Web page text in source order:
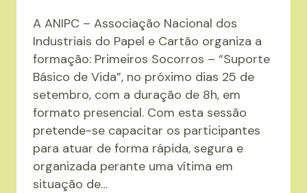
A ANIPC – Associação Nacional dos
Industriais do Papel e Cartão organiza a
formação: Primeiros Socorros – “Suporte
Básico de Vida”, no próximo dias 25 de
setembro, com a duração de 8h, em
formato presencial. Com esta sessão
pretende-se capacitar os participantes
para atuar de forma rápida, segura e
organizada perante uma vítima em
situação de…